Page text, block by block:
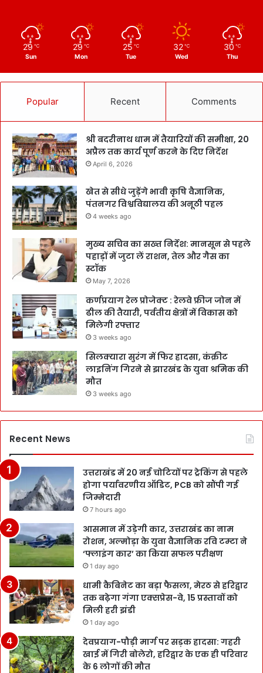
29 ℃
Sun
29 ℃
Mon
25 ℃
Tue
32 ℃
Wed
30 ℃
Thu
Popular Recent Comments
श्री बदरीनाथ धाम में तैयारियों की समीक्षा, 20
अप्रैल तक कार्य पूर्ण करने के दिए निर्देश
April 6, 2026
खेत से सीधे जुड़ेंगे भावी कृषि वैज्ञानिक,
पंतनगर विश्वविद्यालय की अनूठी पहल
4 weeks ago
मुख्य सचिव का सख्त निर्देश: मानसून से पहले
पहाड़ों में जुटा लें राशन, तेल और गैस का
स्टॉक
May 7, 2026
कर्णप्रयाग रेल प्रोजेक्ट : रेलवे फ्रीज जोन में
ढील की तैयारी, पर्वतीय क्षेत्रों में विकास को
मिलेगी रफ्तार
3 weeks ago
सिलक्यारा सुरंग में फिर हादसा, कंक्रीट
लाइनिंग गिरने से झारखंड के युवा श्रमिक की
मौत
3 weeks ago
Recent News
उत्तराखंड में 20 नई चोटियों पर ट्रेकिंग से पहले
होगा पर्यावरणीय ऑडिट, PCB को सौंपी गई
जिम्मेदारी
7 hours ago
आसमान में उड़ेगी कार, उत्तराखंड का नाम
रोशन, अल्मोड़ा के युवा वैज्ञानिक रवि टम्टा ने
‘फ्लाइंग कार’ का किया सफल परीक्षण
1 day ago
धामी कैबिनेट का बड़ा फैसला, मेरठ से हरिद्वार
तक बढ़ेगा गंगा एक्सप्रेस-वे, 15 प्रस्तावों को
मिली हरी झंडी
1 day ago
देवप्रयाग-पौड़ी मार्ग पर सड़क हादसा: गहरी
खाई में गिरी बोलेरो, हरिद्वार के एक ही परिवार
के 6 लोगों की मौत